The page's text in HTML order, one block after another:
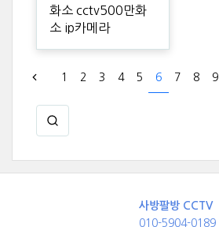
화소 cctv500만화
소 ip카메라
1 2 3 4 5 6 7 8 9
사방팔방 CCTV
010-5904-0189